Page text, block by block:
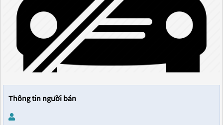
Thông tin người bán